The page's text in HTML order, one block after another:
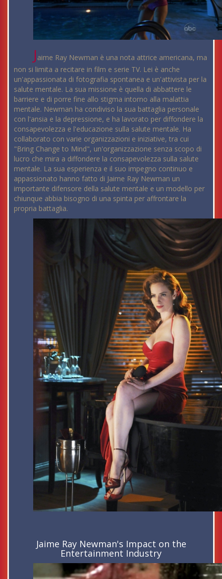
Jaime Ray Newman è una nota attrice americana, ma
non si limita a recitare in film e serie TV. Lei è anche
un'appassionata di fotografia spontanea e un'attivista per la
salute mentale. La sua missione è quella di abbattere le
barriere e di porre fine allo stigma intorno alla malattia
mentale. Newman ha condiviso la sua battaglia personale
con l'ansia e la depressione, e ha lavorato per diffondere la
consapevolezza e l'educazione sulla salute mentale. Ha
collaborato con varie organizzazioni e iniziative, tra cui
"Bring Change to Mind", un'organizzazione senza scopo di
lucro che mira a diffondere la consapevolezza sulla salute
mentale. La sua esperienza e il suo impegno continuo e
appassionato hanno fatto di Jaime Ray Newman un
importante difensore della salute mentale e un modello per
chiunque abbia bisogno di una spinta per affrontare la
propria battaglia.
Jaime Ray Newman's Impact on the
Entertainment Industry